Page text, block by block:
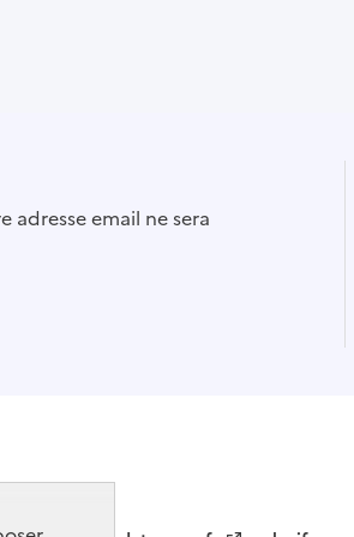
adresse email ne sera